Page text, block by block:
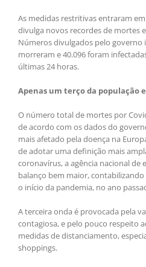
As medidas restritivas entraram
divulga novos recordes de mortes
Números divulgados pelo governo
morreram e 40.096 foram
últimas 24 horas.
Apenas um terço da população
O número total de mortes por
de acordo com os dados do
mais afetado pela doença na
de adotar uma definição mais
coronavírus, a agência nacional de
balanço bem maior,
o início da pandemia, no ano
A terceira onda é provocada pela
contagiosa, e pelo pouco respeito
medidas de distanciamento,
shoppings.